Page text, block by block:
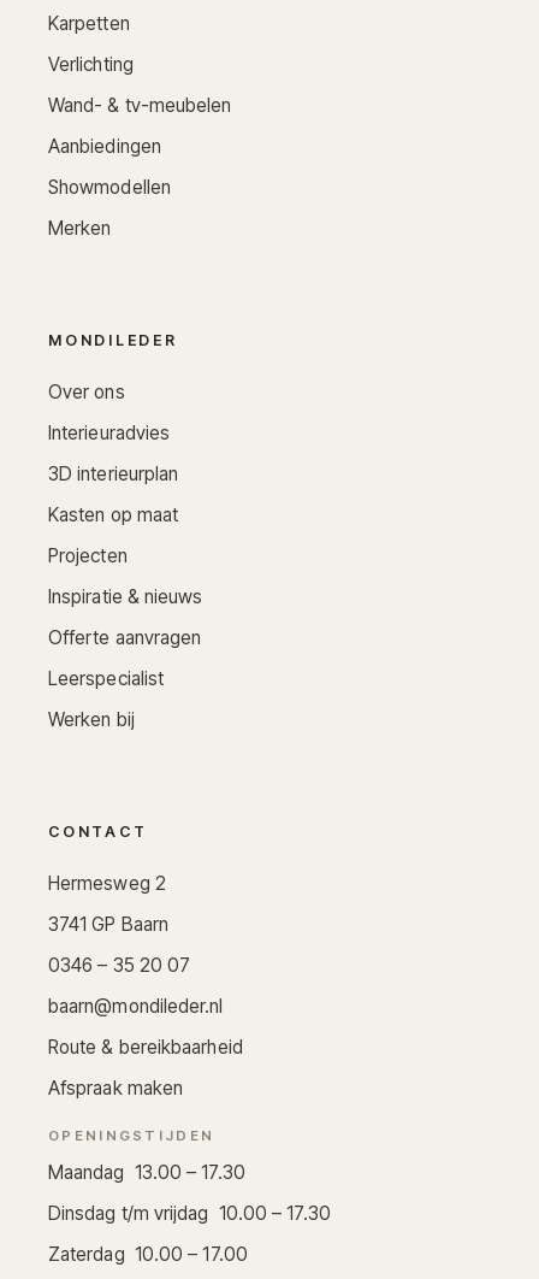
Karpetten
Verlichting
Wand- & tv-meubelen
Aanbiedingen
Showmodellen
Merken
MONDILEDER
Over ons
Interieuradvies
3D interieurplan
Kasten op maat
Projecten
Inspiratie & nieuws
Offerte aanvragen
Leerspecialist
Werken bij
CONTACT
Hermesweg 2
3741 GP Baarn
0346 – 35 20 07
baarn@mondileder.nl
Route & bereikbaarheid
Afspraak maken
OPENINGSTIJDEN
Maandag 13.00 – 17.30
Dinsdag t/m vrijdag 10.00 – 17.30
Zaterdag 10.00 – 17.00